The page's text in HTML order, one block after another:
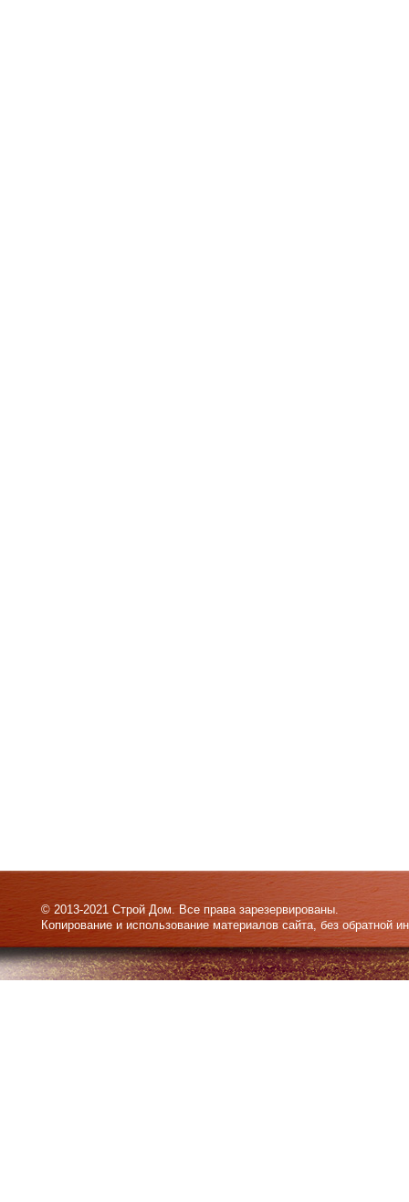
© 2013-2021 Строй Дом. Все права зарезервированы.
Копирование и использование материалов сайта, без обратной